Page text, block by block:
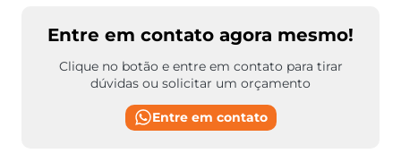
Entre em contato agora mesmo!
Clique no botão e entre em contato para tirar
dúvidas ou solicitar um orçamento
Entre em contato